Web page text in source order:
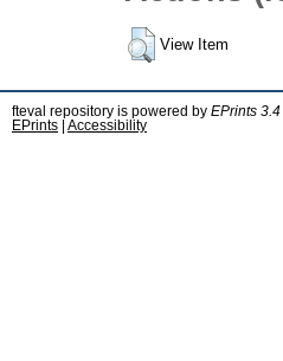
View Item
fteval repository is powered by EPrints 3.4
EPrints
Accessibility